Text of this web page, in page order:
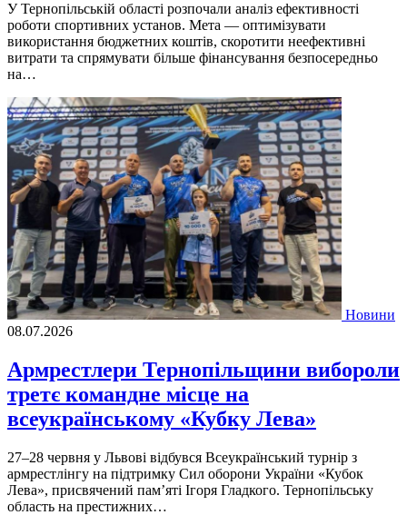
У Тернопільській області розпочали аналіз ефективності
роботи спортивних установ. Мета — оптимізувати
використання бюджетних коштів, скоротити неефективні
витрати та спрямувати більше фінансування безпосередньо
на…
Новини
08.07.2026
Армрестлери Тернопільщини вибороли
третє командне місце на
всеукраїнському «Кубку Лева»
27–28 червня у Львові відбувся Всеукраїнський турнір з
армрестлінгу на підтримку Сил оборони України «Кубок
Лева», присвячений пам’яті Ігоря Гладкого. Тернопільську
область на престижних…